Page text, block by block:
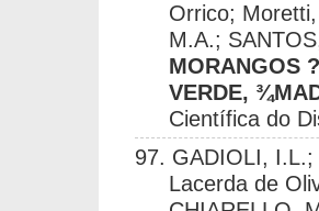
Orrico;
M.A.;
MORANGOS
VERDE,
Científica do
97. GADIOLI,
Lacerda de